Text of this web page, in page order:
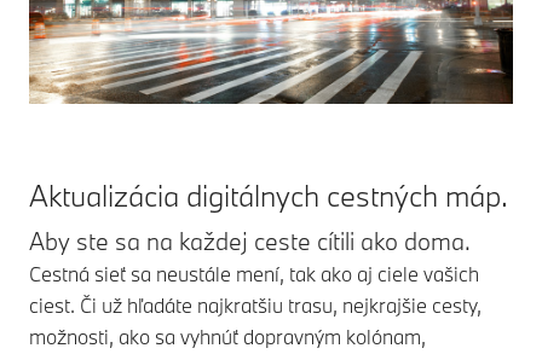
Aktualizácia digitálnych cestných máp.
Aby ste sa na každej ceste cítili ako doma.
Cestná sieť sa neustále mení, tak ako aj ciele vašich
ciest. Či už hľadáte najkratšiu trasu, nejkrajšie cesty,
možnosti, ako sa vyhnúť dopravným kolónam,